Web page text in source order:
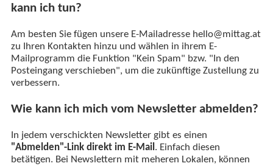
kann ich tun?
Am besten Sie fügen unsere E-Mailadresse hello@mittag.at
zu Ihren Kontakten hinzu und wählen in ihrem E-
Mailprogramm die Funktion "Kein Spam" bzw. "In den
Posteingang verschieben", um die zukünftige Zustellung zu
verbessern.
Wie kann ich mich vom Newsletter abmelden?
In jedem verschickten Newsletter gibt es einen
"Abmelden"-Link direkt im E-Mail. Einfach diesen
betätigen. Bei Newslettern mit meheren Lokalen, können